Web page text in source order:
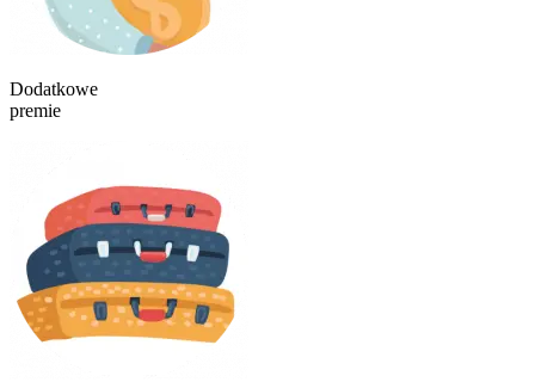
Dodatkowe
premie